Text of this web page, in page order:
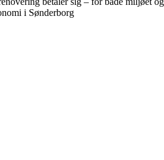
i Sønderborg